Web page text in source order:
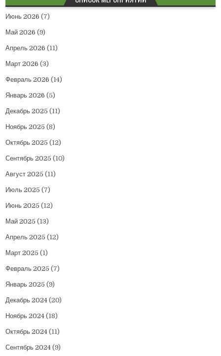
Июнь 2026 (7)
Май 2026 (9)
Апрель 2026 (11)
Март 2026 (3)
Февраль 2026 (14)
Январь 2026 (5)
Декабрь 2025 (11)
Ноябрь 2025 (8)
Октябрь 2025 (12)
Сентябрь 2025 (10)
Август 2025 (11)
Июль 2025 (7)
Июнь 2025 (12)
Май 2025 (13)
Апрель 2025 (12)
Март 2025 (1)
Февраль 2025 (7)
Январь 2025 (9)
Декабрь 2024 (20)
Ноябрь 2024 (18)
Октябрь 2024 (11)
Сентябрь 2024 (9)